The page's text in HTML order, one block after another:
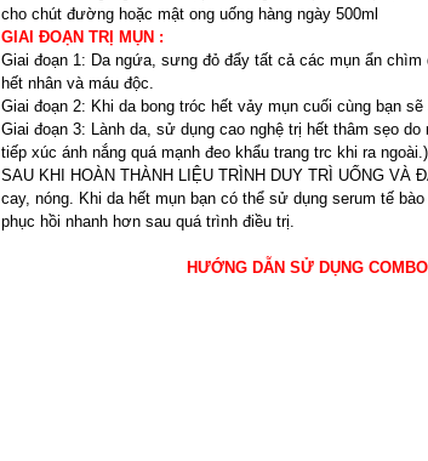
cho chút đường hoặc mật ong uống hàng ngày 500ml
GIAI ĐOẠN TRỊ MỤN :
Giai đoạn 1: Da ngứa, sưng đỏ đẩy tất cả các mụn ẩn
hết nhân và máu độc.
Giai đoạn 2: Khi da bong tróc hết vảy mụn cuối cùng bạn
Giai đoạn 3: Lành da, sử dụng cao nghệ trị hết thâm sẹo
tiếp xúc ánh nắng quá mạnh đeo khẩu trang trc khi ra ngoài.)
SAU KHI HOÀN THÀNH LIỆU TRÌNH DUY TRÌ UỐNG
cay, nóng. Khi da hết mụn bạn có thể sử dụng serum tế
phục hồi nhanh hơn sau quá trình điều trị.
HƯỚNG DẪN SỬ DỤNG